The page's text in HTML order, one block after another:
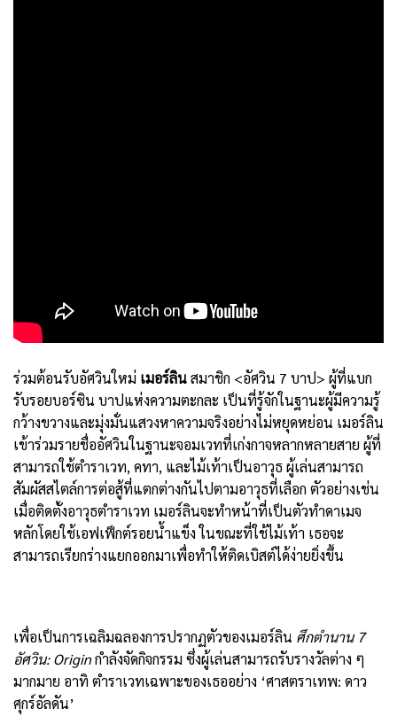
ร่วมต้อนรับอัศวินใหม่ เมอร์ลินสมาชิก <อัศวิน 7 บาป> ผู้ที่แบก
รับรอยบอร์ซิน บาปแห่งความตะกละ เป็นที่รู้จักในฐานะผู้มีความรู้
กว้างขวางและมุ่งมั่นแสวงหาความจริงอย่างไม่หยุดหย่อน เมอร์ลิน
เข้าร่วมรายชื่ออัศวินในฐานะจอมเวทที่เก่งกาจหลากหลายสาย ผู้ที่
สามารถใช้ตำราเวท, คทา, และไม้เท้าเป็นอาวุธ ผู้เล่นสามารถ
สัมผัสสไตล์การต่อสู้ที่แตกต่างกันไปตามอาวุธที่เลือก ตัวอย่างเช่น
เมื่อติดตั้งอาวุธตำราเวท เมอร์ลินจะทำหน้าที่เป็นตัวทำดาเมจ
หลักโดยใช้เอฟเฟ็กต์รอยน้ำแข็ง ในขณะที่ใช้ไม้เท้า เธอจะ
สามารถเรียกร่างแยกออกมาเพื่อทำให้ติดเบิสต์ได้ง่ายยิ่งขึ้น
เพื่อเป็นการเฉลิมฉลองการปรากฏตัวของเมอร์ลิน ศึกตำนาน 7
อัศวิน: Originกำลังจัดกิจกรรม ซึ่งผู้เล่นสามารถรับรางวัลต่าง ๆ
มากมาย อาทิ ตำราเวทเฉพาะของเธออย่าง ‘ศาสตราเทพ: ดาว
ศุกร์อัลดัน’